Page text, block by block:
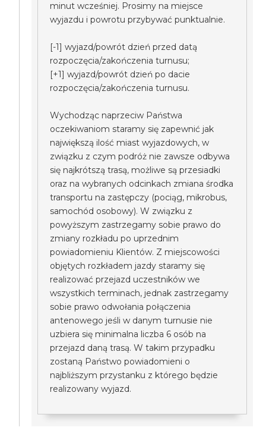
minut wcześniej. Prosimy na miejsce
wyjazdu i powrotu przybywać punktualnie.
[-1] wyjazd/powrót dzień przed datą
rozpoczęcia/zakończenia turnusu;
[+1] wyjazd/powrót dzień po dacie
rozpoczęcia/zakończenia turnusu.
Wychodząc naprzeciw Państwa
oczekiwaniom staramy się zapewnić jak
największą ilość miast wyjazdowych, w
związku z czym podróż nie zawsze odbywa
się najkrótszą trasą, możliwe są przesiadki
oraz na wybranych odcinkach zmiana środka
transportu na zastępczy (pociąg, mikrobus,
samochód osobowy). W związku z
powyższym zastrzegamy sobie prawo do
zmiany rozkładu po uprzednim
powiadomieniu Klientów. Z miejscowości
objętych rozkładem jazdy staramy się
realizować przejazd uczestników we
wszystkich terminach, jednak zastrzegamy
sobie prawo odwołania połączenia
antenowego jeśli w danym turnusie nie
uzbiera się minimalna liczba 6 osób na
przejazd daną trasą. W takim przypadku
zostaną Państwo powiadomieni o
najbliższym przystanku z którego będzie
realizowany wyjazd.